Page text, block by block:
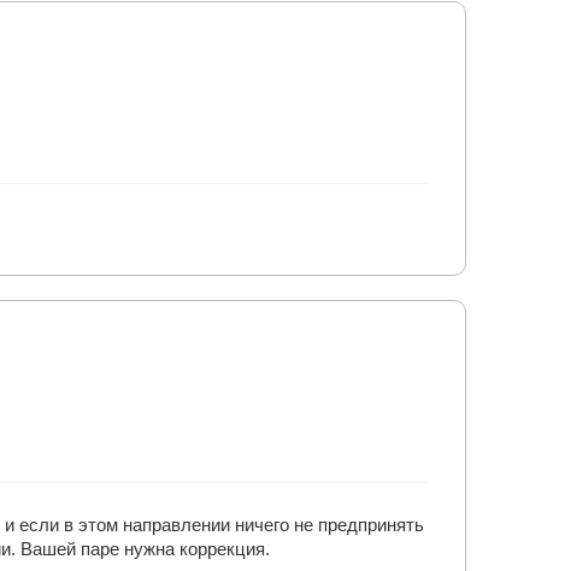
если в этом направлении ничего не предпринять
Вашей паре нужна коррекция.